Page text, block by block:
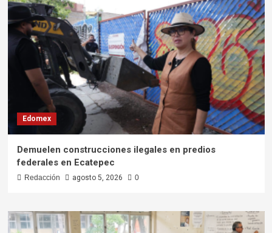
Edomex
Demuelen construcciones ilegales en predios
federales en Ecatepec
Redacción agosto 5, 2026 0